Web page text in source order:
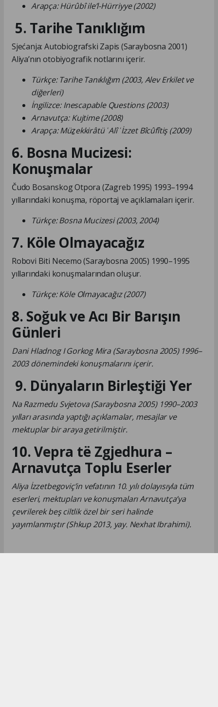
Arapça: Hürûbî ile’l-Hürriyye (2002)
5. Tarihe Tanıklığım
Sjećanja: Autobiografski Zapis (Saraybosna 2001)
Aliya’nın otobiyografik notlarını içerir.
Türkçe: Tarihe Tanıklığım (2003, Alev Erkilet ve
diğerleri)
İngilizce: Inescapable Questions (2003)
Arnavutça: Kujtime (2008)
Arapça: Müẕekkirâtü ʿAlî ʿİzzet Bîcûfîtiş (2009)
6. Bosna Mucizesi:
Konuşmalar
Čudo Bosanskog Otpora (Zagreb 1995) 1993–1994
yıllarındaki konuşma, röportaj ve açıklamaları içerir.
Türkçe: Bosna Mucizesi (2003, 2004)
7. Köle Olmayacağız
Robovi Biti Necemo (Saraybosna 2005) 1990–1995
yıllarındaki konuşmalarından oluşur.
Türkçe: Köle Olmayacağız (2007)
8. Soğuk ve Acı Bir Barışın
Günleri
Dani Hladnog I Gorkog Mira (Saraybosna 2005) 1996–
2003 dönemindeki konuşmalarını içerir.
9. Dünyaların Birleştiği Yer
Na Razmedu Svjetova (Saraybosna 2005) 1990–2003
yılları arasında yaptığı açıklamalar, mesajlar ve
mektuplar bir araya getirilmiştir.
10. Vepra të Zgjedhura –
Arnavutça Toplu Eserler
Aliya İzzetbegoviç’in vefatının 10. yılı dolayısıyla tüm
eserleri, mektupları ve konuşmaları Arnavutça’ya
çevrilerek beş ciltlik özel bir seri halinde
yayımlanmıştır (Shkup 2013, yay. Nexhat Ibrahimi).